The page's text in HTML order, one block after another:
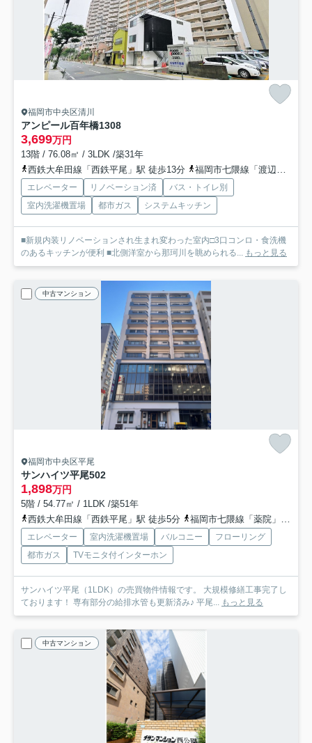
福岡市中央区清川
アンピール百年橋1308
3,699万円
13階 / 76.08㎡ / 3LDK /築31年
西鉄大牟田線「西鉄平尾」駅 徒歩13分
福岡市七隈線「渡辺通」駅 徒歩14分
エレベーター リノベーション済
バス・トイレ別
室内洗濯機置場
都市ガス システムキッチン
■新規内装リノベーションされ生まれ変わった室内□3口コンロ・食洗機
のあるキッチンが便利 ■北側洋室から那珂川を眺められる... もっと見る
中古マンション
福岡市中央区平尾
サンハイツ平尾502
1,898万円
5階 / 54.77㎡ / 1LDK /築51年
西鉄大牟田線「西鉄平尾」駅 徒歩5分
福岡市七隈線「薬院」駅 徒歩12分
エレベーター 室内洗濯機置場 バルコニー
フローリング
都市ガス
TVモニタ付インターホン
サンハイツ平尾（1LDK）の売買物件情報です。 大規模修繕工事完了し
ております！ 専有部分の給排水管も更新済み♪ 平尾... もっと見る
中古マンション